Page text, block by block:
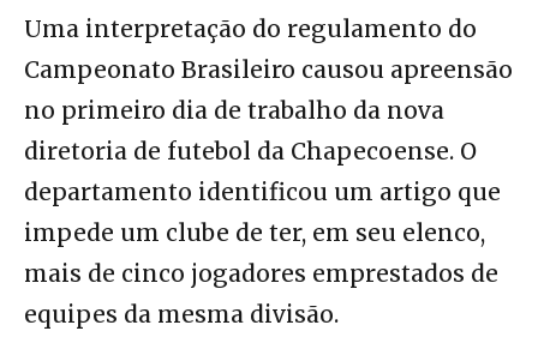
Uma interpretação do regulamento do
Campeonato Brasileiro causou apreensão
no primeiro dia de trabalho da nova
diretoria de futebol da Chapecoense. O
departamento identificou um artigo que
impede um clube de ter, em seu elenco,
mais de cinco jogadores emprestados de
equipes da mesma divisão.